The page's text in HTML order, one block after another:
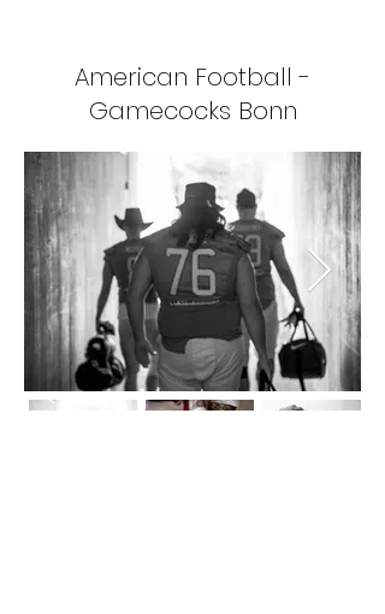
American Football -
Gamecocks Bonn